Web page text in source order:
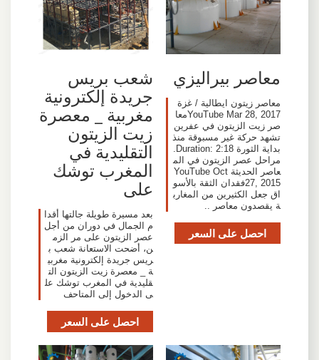
معاصر بيراليزي
معاصر زيتون ايطالية / غزة
YouTube Mar 28, 2017معا
صر زيت الزيتون في عفرين
تشهد حركة غير مسبوقة منذ
مراحل عصر الزيتون في الم
عاصر الحديثة YouTube Oct
27, 2015فقدان الثقة بالأسو
اق جعل الكثيرين من المغارب
ة يقصدون معاصر ..
احصل على السعر
شعب بريس
جريدة إلكترونية
مغربية _ معصرة
زيت الزيتون
التقليدية في
المغرب توشك
على
بعد مسيرة طويلة جالتها أقدا
م الجمال في دوران من أجل
عصر الزيتون على مر الزم
ن، أضحت الاستعانة شعب ب
ريس جريدة إلكترونية مغربي
ة _ معصرة زيت الزيتون الت
قليدية في المغرب توشك عل
ى الدخول إلى المتاحف
احصل على السعر